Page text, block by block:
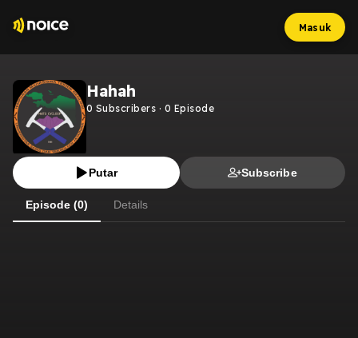
Masuk
Hahah
0 Subscribers · 0 Episode
Putar Subscribe
Episode (0) Details